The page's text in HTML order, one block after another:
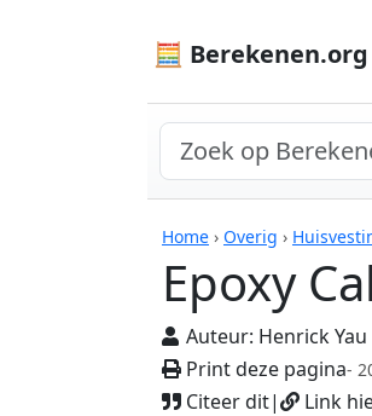
🧮 Berekenen.org
Home › Overig ›
Epoxy
Auteur: Henrick Yau
Print deze pagina-
Citeer dit| Link